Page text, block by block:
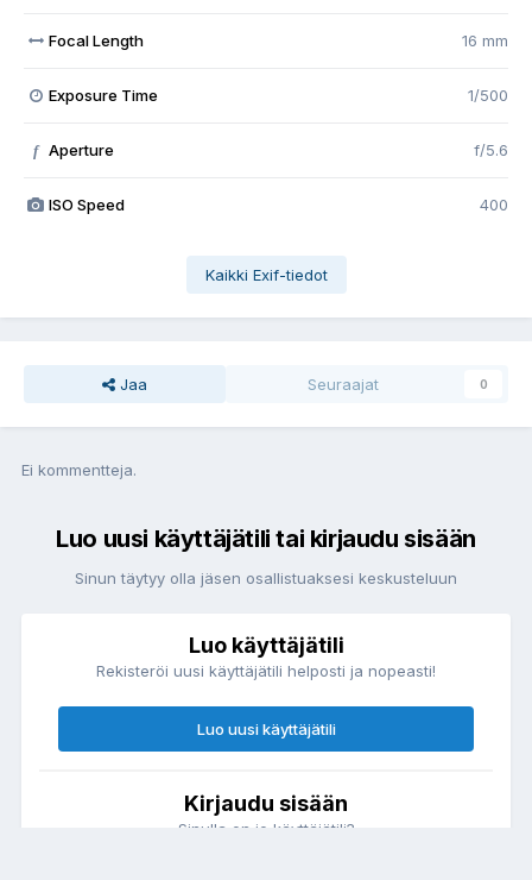
Focal Length 16 mm
Exposure Time 1/500
f Aperture f/5.6
ISO Speed 400
Kaikki Exif-tiedot
Jaa Seuraajat 0
Ei kommentteja.
Luo uusi käyttäjätili tai kirjaudu sisään
Sinun täytyy olla jäsen osallistuaksesi keskusteluun
Luo käyttäjätili
Rekisteröi uusi käyttäjätili helposti ja nopeasti!
Luo uusi käyttäjätili
Kirjaudu sisään
Sinulla on jo käyttäjätili?